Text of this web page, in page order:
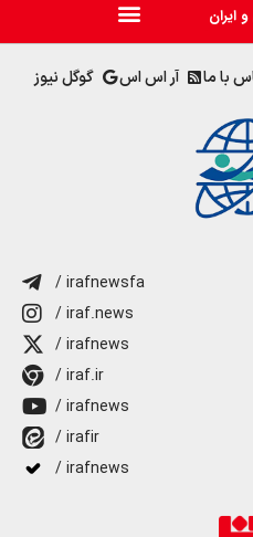
ایران
با ما آر اس اس گوگل نیوز
/ irafnewsfa
/ iraf.news
/ irafnews
/ iraf.ir
/ irafnews
/ irafir
/ irafnews